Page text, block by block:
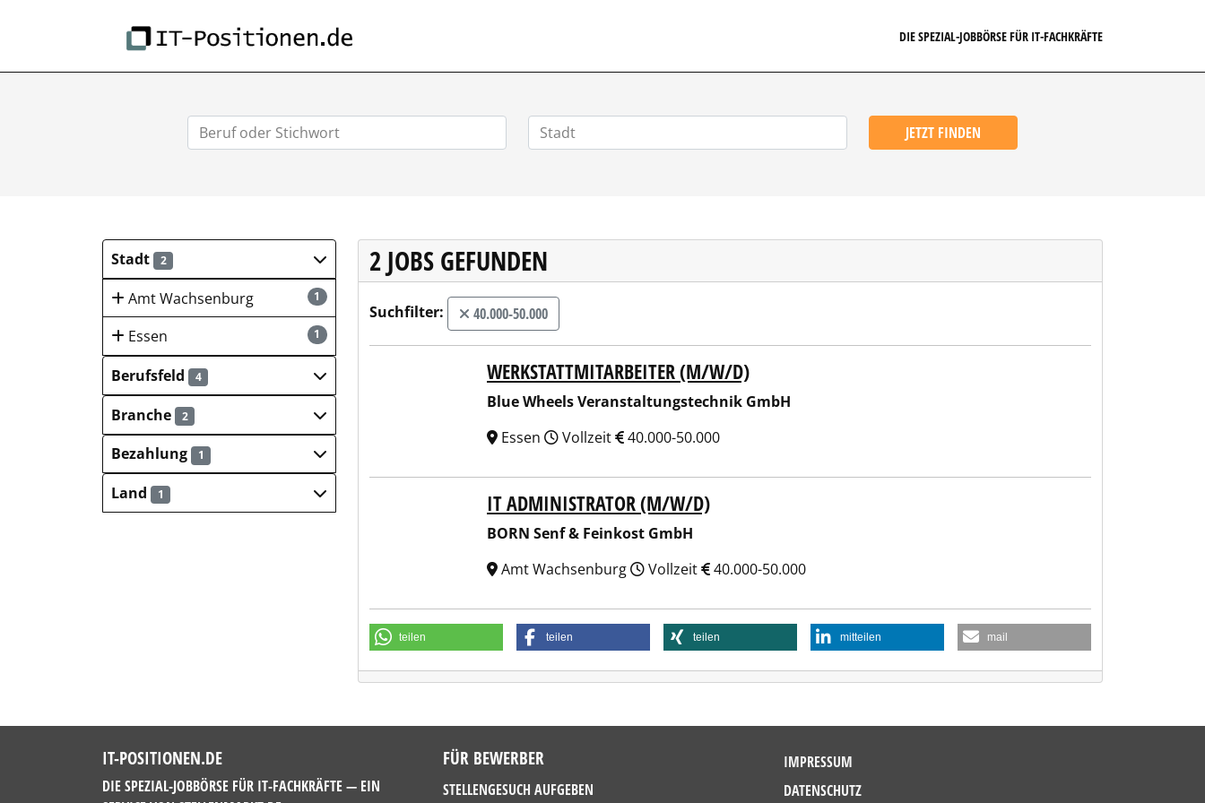
DIE SPEZIAL-JOBBÖRSE FÜR IT-FACHKRÄFTE
JETZT FINDEN
Stadt 2
1
Amt Wachsenburg
1
Essen
Berufsfeld
4
Branche 2
Bezahlung 1
Land 1
2 JOBS GEFUNDEN
Suchfilter: 40.000-50.000
Blue Wheels Veranstaltungstechnik GmbH
WERKSTATTMITARBEITER (M/W/D)
Blue Wheels Veranstaltungstechnik GmbH
Essen
Vollzeit 40.000-50.000
BORN Senf & Feinkost GmbHIT ADMINISTRATOR (M/W/D)
BORN Senf & Feinkost GmbH
Amt Wachsenburg
Vollzeit 40.000-50.000
teilen teilen teilen mitteilen mail
IT-POSITIONEN.DE
DIE SPEZIAL-JOBBÖRSE FÜR IT-FACHKRÄFTE — EIN
FÜR BEWERBER
STELLENGESUCH AUFGEBEN
IMPRESSUM
DATENSCHUTZ